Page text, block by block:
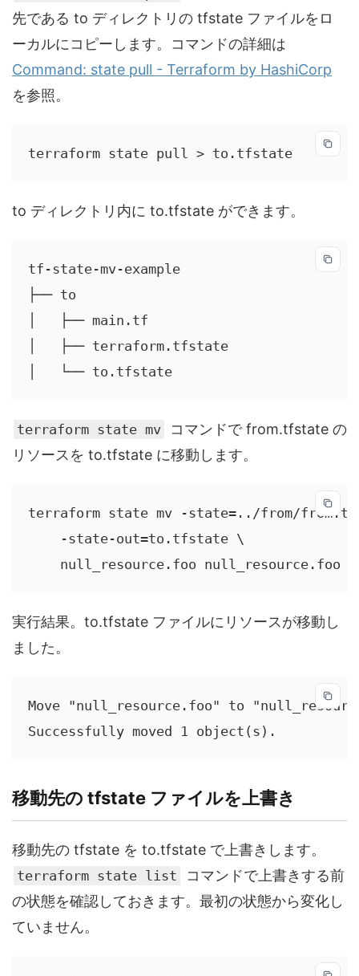
先である to ディレクトリの tfstate ファイルをロ
ーカルにコピーします。コマンドの詳細は
Command: state pull - Terraform by HashiCorp
を参照。
terraform state pull > to.tfstate
to ディレクトリ内に to.tfstate ができます。
tf-state-mv-example
├── to
│   ├── main.tf
│   ├── terraform.tfstate
│   └── to.tfstate
terraform state mv
コマンドで from.tfstate の
リソースを to.tfstate に移動します。
terraform state mv -state=../from/
    -state-out=to.tfstate \
    null_resource.foo null_resource.foo
実行結果。to.tfstate ファイルにリソースが移動し
ました。
Move "null_resource.foo" to
Successfully moved 1 object(s).
移動先の tfstate ファイルを上書き
移動先の tfstate を to.tfstate で上書きします。
terraform state list
コマンドで上書きする前
の状態を確認しておきます。最初の状態から変化し
ていません。